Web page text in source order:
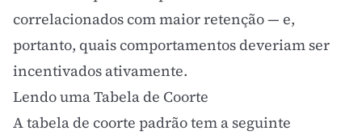
correlacionados com maior retenção — e,
portanto, quais comportamentos deveriam ser
incentivados ativamente.
Lendo uma Tabela de Coorte
A tabela de coorte padrão tem a seguinte